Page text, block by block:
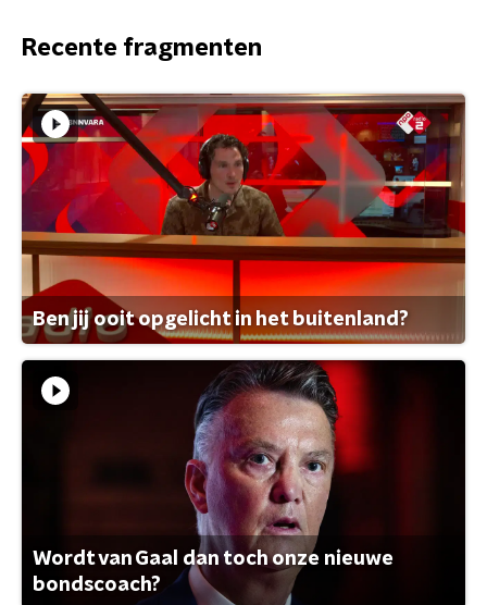
Recente fragmenten
Ben jij ooit opgelicht in het buitenland?
Wordt van Gaal dan toch onze nieuwe
bondscoach?